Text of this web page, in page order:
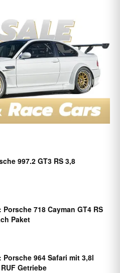
997.2 GT3 RS 3,8
Porsche 718 Cayman GT4 RS
Paket
Porsche 964 Safari mit 3,8l
Getriebe